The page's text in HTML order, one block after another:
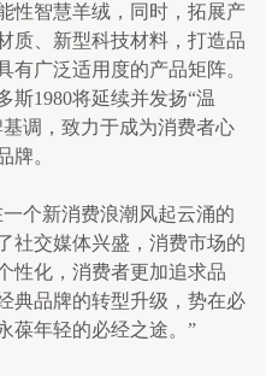
性智慧羊绒，同时，拓展产
质、新型科技材料，打造品
有广泛适用度的产品矩阵。
斯1980将延续并发扬“温
调，致力于成为消费者心
牌。
个新消费浪潮风起云涌的
社交媒体兴盛，消费市场的
性化，消费者更加追求品
典品牌的转型升级，势在必
葆年轻的必经之途。”